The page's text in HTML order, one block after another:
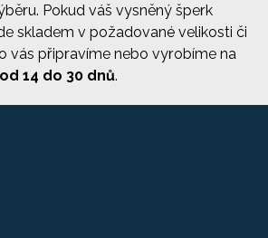
Pokud váš vysněný šperk
skladem v požadované velikosti či
vás připravíme nebo vyrobíme na
od 14 do 30 dnů.